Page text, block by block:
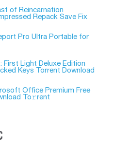
of Reincarnation
Repack Save Fix
Pro Ultra Portable for
First Light Deluxe Edition
Keys Torrent Download
Office Premium Frее
To𝚛rent